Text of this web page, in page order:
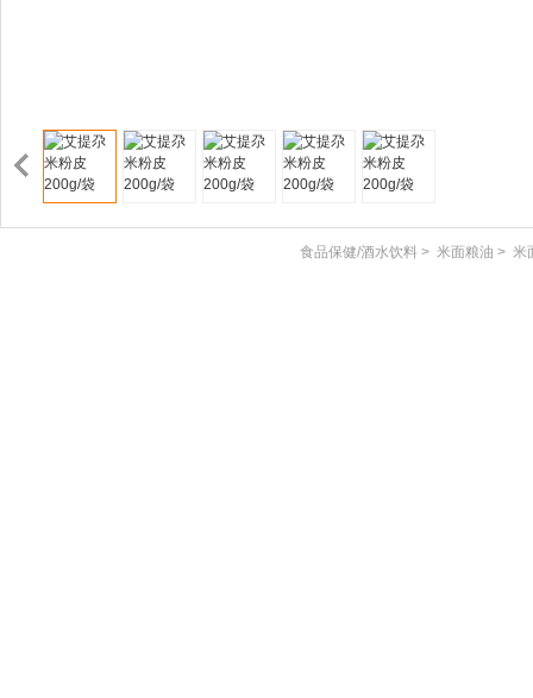
食品保健/酒水饮料 > 米面粮油 > 米